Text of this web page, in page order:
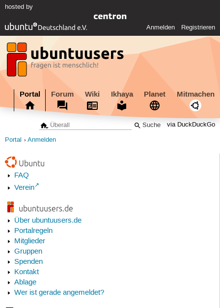
hosted by
Anmelden Registrieren
Portal Forum Wiki Ikhaya Planet Mitmachen
via DuckDuckGo
Portal Anmelden
Ubuntu
FAQ
Verein
ubuntuusers.de
Über ubuntuusers.de
Portalregeln
Mitglieder
Gruppen
Spenden
Kontakt
Ablage
Wer ist gerade angemeldet?